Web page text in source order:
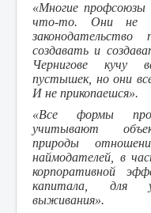
«Многие профсоюзы
что-то. Они не
создавать и
Чернигове кучу
пустышек, но они
И не прикопаешся».
«Все формы
учитывают
природы
наймодателей, в
корпоративной
капитала, для
выживания».